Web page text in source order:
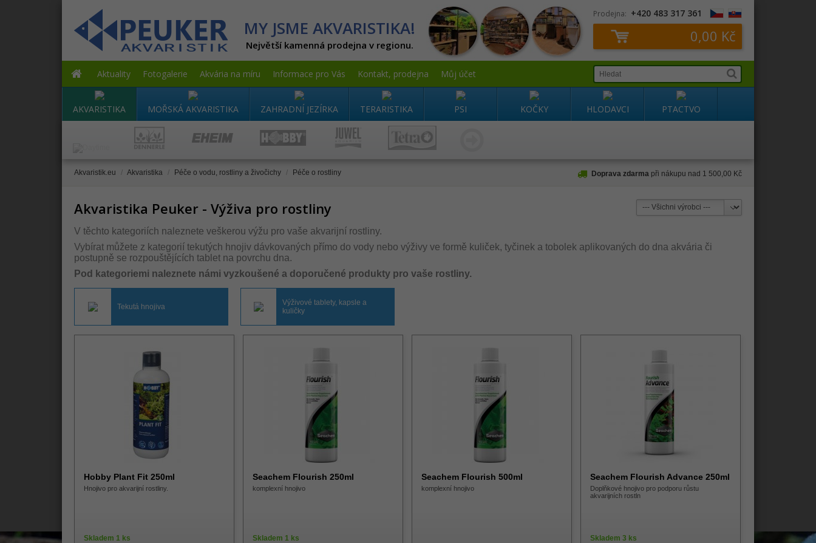
MY JSME AKVARISTIKA!
Největší kamenná prodejna v regionu.
Prodejna: +420 483 317 361
0,00 Kč
Aktuality Fotogalerie Akvária na míru Informace pro Vás Kontakt, prodejna Můj účet
AKVARISTIKA MOŘSKÁ AKVARISTIKA ZAHRADNÍ JEZÍRKA TERARISTIKA PSI KOČKY HLODAVCI PTACTVO
Doprava zdarma při nákupu nad 1 500,00 Kč
Akvaristik.eu / Akvaristika / Péče o vodu, rostliny a živočichy / Péče o rostliny
Akvaristika Peuker - Výživa pro rostliny
V těchto kategoriích naleznete veškerou výžu pro vaše akvarijní rostliny.
Vybírat můžete z kategorií tekutých hnojiv dávkovaných přímo do vody nebo výživy ve formě kuliček, tyčinek a tobolek aplikovaných do dna akvária či
postupně se rozpouštějících tablet na povrchu dna.
Pod kategoriemi naleznete námi vyzkoušené a doporučené produkty pro vaše rostliny.
Tekutá hnojiva
Výživové tablety, kapsle a
kuličky
Hobby Plant Fit 250ml
Hnojivo pro akvarijní rostliny.
Skladem 1 ks
Seachem Flourish 250ml
komplexní hnojivo
Skladem 1 ks
Seachem Flourish 500ml
komplexní hnojivo
Seachem Flourish Advance 250ml
Doplňkové hnojivo pro podporu růstu
akvarijních rostln
Skladem 3 ks